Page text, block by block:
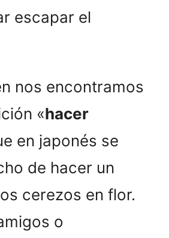
escapar el
nos encontramos
«hacer
en japonés se
de hacer un
cerezos en flor.
o